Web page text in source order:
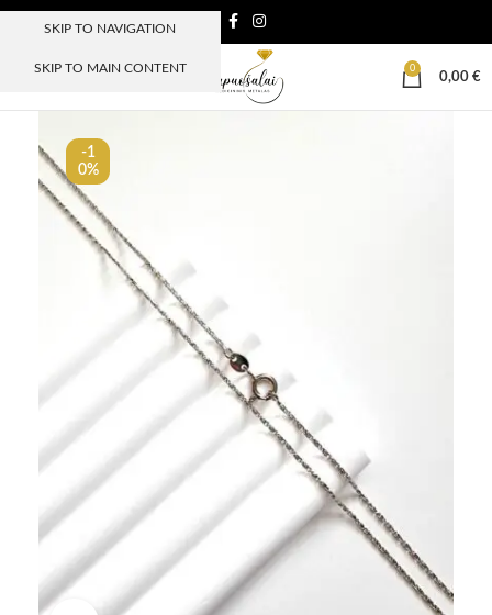
SKIP TO NAVIGATION
SKIP TO MAIN CONTENT
MENIU
0
0,00 €
-1
0%